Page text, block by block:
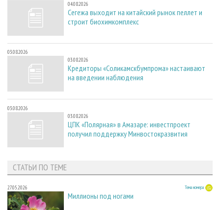
04.08.2026
Сегежа выходит на китайский рынок пеллет и
строит биохимкомплекс
03.08.2026
03.08.2026
Кредиторы «Соликамскбумпрома» настаивают
на введении наблюдения
03.08.2026
03.08.2026
ЦПК «Полярная» в Амазаре: инвестпроект
получил поддержку Минвостокразвития
СТАТЬИ ПО ТЕМЕ
27.05.2026 Тема номера
Миллионы под ногами